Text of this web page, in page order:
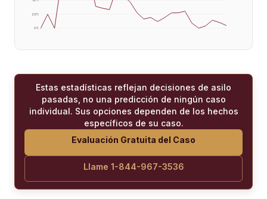
0%
25%
Estas estadísticas reflejan decisiones de asilo
pasadas, no una predicción de ningún caso
individual. Sus opciones dependen de los hechos
específicos de su caso.
Evaluación Gratuita del Caso
Llame 1-844-967-3536